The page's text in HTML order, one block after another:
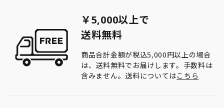
￥5,000以上で
送料無料
商品合計金額が税込5,000円以上の場合
は、送料無料でお届けします。手数料は
含みません。送料についてはこちら